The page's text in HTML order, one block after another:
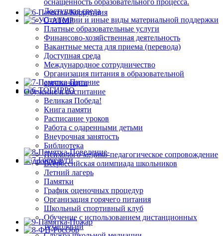
Доступная среда
Стипендии и иные виды материальной поддержки
Платные образовательные услуги
Финансово-хозяйственная деятельность
Вакантные места для приема (перевода)
Доступная среда
Международное сотрудничество
Организация питания в образовательной
организации
Обучение и воспитание
Великая Победа!
Книга памяти
Расписание уроков
Работа с одаренными детьми
Внеурочная занятость
Библиотека
Психолого-медико-педагогическое сопровождение
Всероссийская олимпиада школьников
Летний лагерь
Памятки
График оценочных процедур
Организация горячего питания
Школьный спортивный клуб
Обучение с использованием дистанционных
технологий